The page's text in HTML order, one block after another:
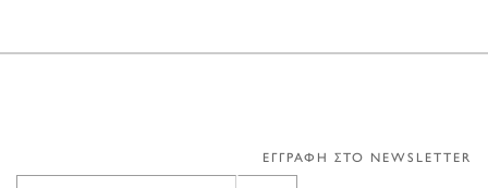
ΕΓΓΡΑΦΗ ΣΤΟ NEWSLETTER